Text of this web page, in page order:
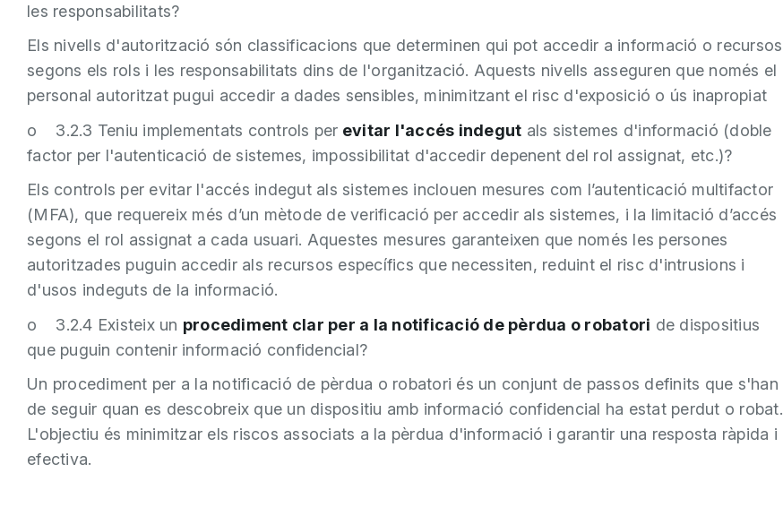
les responsabilitats?
Els nivells d'autorització són classificacions que determinen qui pot accedir a informació o recursos
segons els rols i les responsabilitats dins de l'organització. Aquests nivells asseguren que només el
personal autoritzat pugui accedir a dades sensibles, minimitzant el risc d'exposició o ús inapropiat
o 3.2.3 Teniu implementats controls per evitar l'accés indegut als sistemes d'informació (doble
factor per l'autenticació de sistemes, impossibilitat d'accedir depenent del rol assignat, etc.)?
Els controls per evitar l'accés indegut als sistemes inclouen mesures com l’autenticació multifactor
(MFA), que requereix més d’un mètode de verificació per accedir als sistemes, i la limitació d’accés
segons el rol assignat a cada usuari. Aquestes mesures garanteixen que només les persones
autoritzades puguin accedir als recursos específics que necessiten, reduint el risc d'intrusions i
d'usos indeguts de la informació.
o 3.2.4 Existeix un procediment clar per a la notificació de pèrdua o robatori de dispositius
que puguin contenir informació confidencial?
Un procediment per a la notificació de pèrdua o robatori és un conjunt de passos definits que s'han
de seguir quan es descobreix que un dispositiu amb informació confidencial ha estat perdut o robat.
L'objectiu és minimitzar els riscos associats a la pèrdua d'informació i garantir una resposta ràpida i
efectiva.